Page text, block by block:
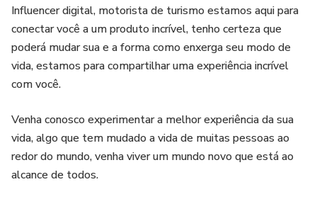
Influencer digital, motorista de turismo estamos aqui para
conectar você a um produto incrível, tenho certeza que
poderá mudar sua e a forma como enxerga seu modo de
vida, estamos para compartilhar uma experiência incrível
com você.
Venha conosco experimentar a melhor experiência da sua
vida, algo que tem mudado a vida de muitas pessoas ao
redor do mundo, venha viver um mundo novo que está ao
alcance de todos.